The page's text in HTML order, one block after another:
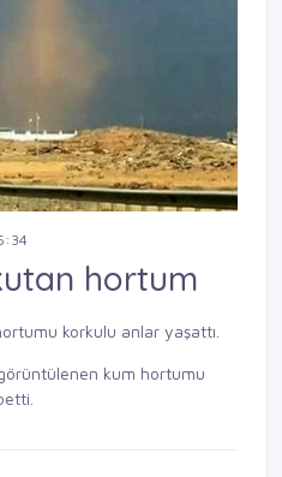
hortum
korkulu anlar yaşattı.
kum hortumu